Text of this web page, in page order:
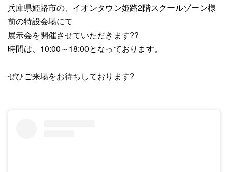
兵庫県姫路市の、イオンタウン姫路2階スクールゾーン様
前の特設会場にて
展示会を開催させていただきます??
時間は、10:00～18:00となっております。
ぜひご来場をお待ちしております?